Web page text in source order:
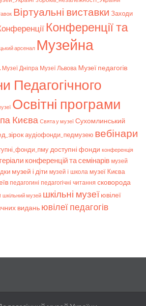
Віртуальні виставки Заходи
Конференції та
арсенал Музейна
Музеї Дніпра Музеї Львова Музеї педагогів
Педагогічного
Освітні програми
Києва Свята у музеї Сухомлинський
аудіофонди_педмузею вебінари
доступні фонди конференція
конференцій та семінарів музей
музей і діти музей і школа музеї Києва
педагогині педагогічні читання сковорода
шкільний музей шкільні музеї ювілеї
видань ювілеї педагогів